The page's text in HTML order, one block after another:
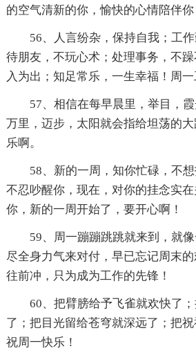
的空气清新的你，愉快的心情陪伴你
56、人言纷杂，保持自我；工
待朋友，不玩心术；处理事务，不
入为出；知足常乐，一生幸福！周一
57、相信在每早晨里，举目，
万里，迈步，太阳就会指给坦荡的
乐啊。
58、新的一周，知你忙碌，不
不忍吵醒你，现在，对你的挂念实
你，新的一周开始了，要开心啊！
59、周一蹦蹦跳跳就来到，就
尽全身力气来对付，早已忘记周末
往前冲，只为成为工作的先锋！
60、把臂膀给予飞雀就欢快了
了；把目光留给苍穹就深远了；把祝
祝周一快乐！